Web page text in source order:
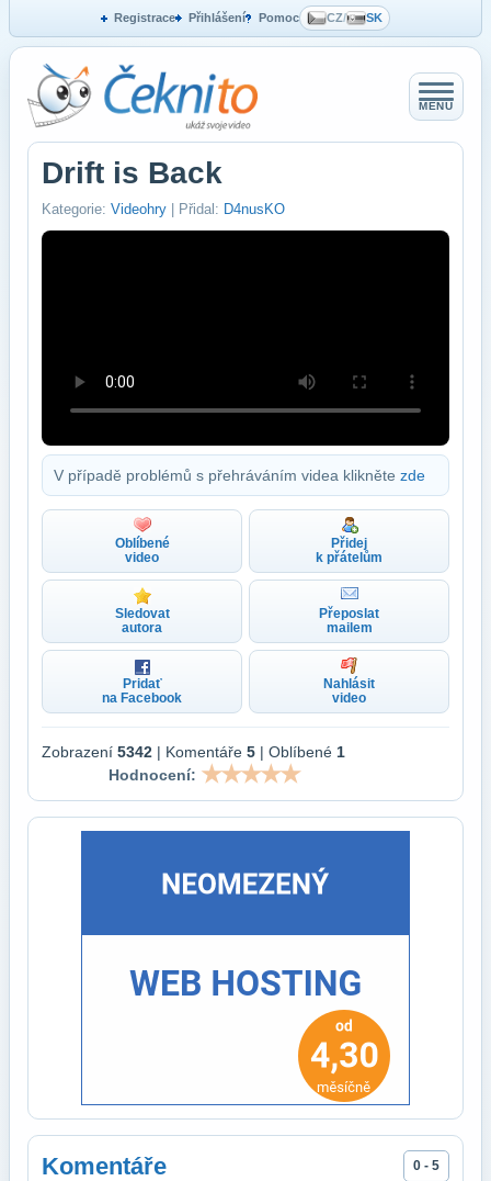
Registrace Přihlášení Pomoc CZ/ SK
MENU
Drift is Back
Kategorie: Videohry | Přidal: D4nusKO
V případě problémů s přehráváním videa klikněte zde
Oblíbené
video
Přidej
k přátelům
Sledovat
autora
Přeposlat
mailem
Pridať
na Facebook
Nahlásit
video
Zobrazení 5342 | Komentáře 5 | Oblíbené 1
Hodnocení:
Komentáře 0 - 5